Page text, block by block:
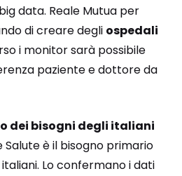
data. Reale Mutua per
di creare degli ospedali
i monitor sarà possibile
paziente e dottore da
dei bisogni degli italiani
Salute è il bisogno primario
Lo confermano i dati